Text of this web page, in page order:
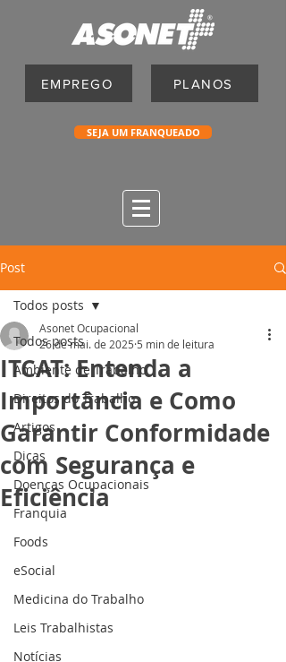
EMPREGO PLANOS
SEJA UM FRANQUEADO
Post
Todos posts
Ambiente de Trabalho
Direitos do Trabalho
Artigos
Dicas
Doenças Ocupacionais
Franquia
Foods
eSocial
Medicina do Trabalho
Leis Trabalhistas
Notícias
Todos posts
ITCAT: Entenda a
Importância e Como
Garantir Conformidade
com Segurança e
Eficiência
Asonet Ocupacional
26 de mai. de 2025 5 min de leitura